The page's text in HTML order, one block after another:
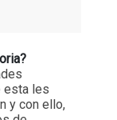
esta les
y con ello,